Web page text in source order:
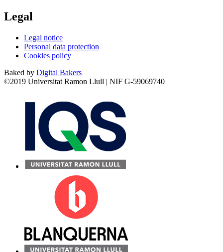
Legal
Legal notice
Personal data protection
Cookies policy
Baked by Digital Bakers
©2019 Universitat Ramon Llull | NIF G-59069740